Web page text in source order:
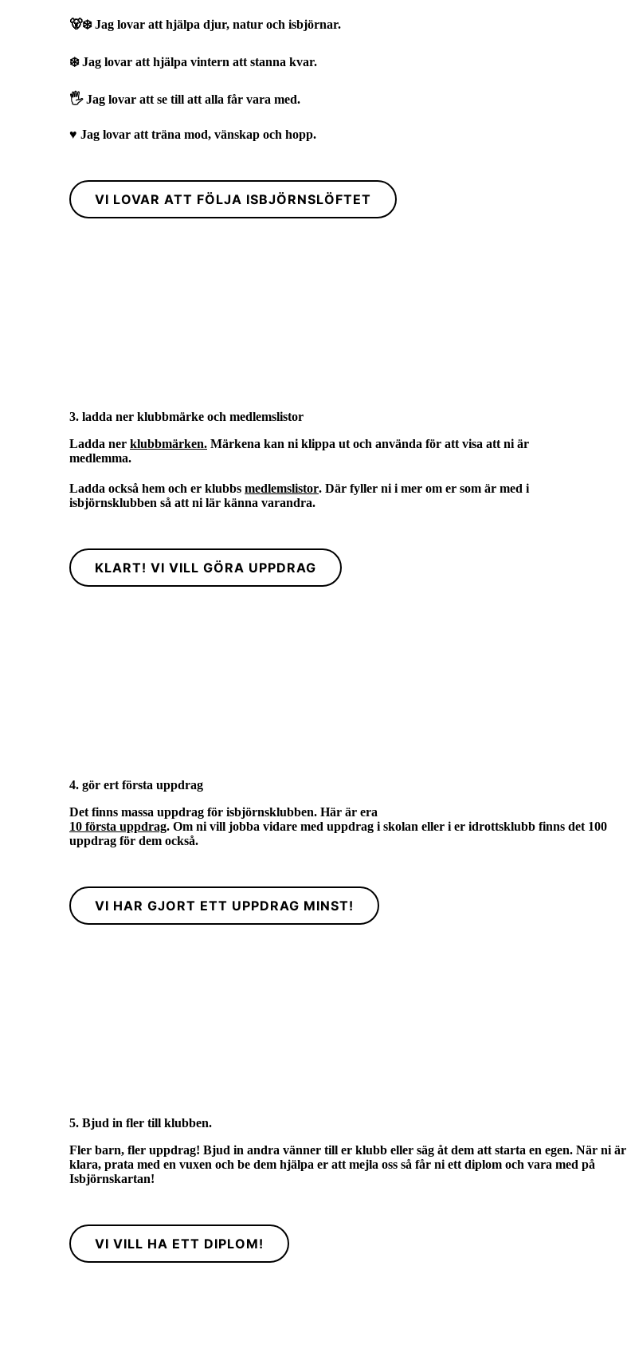
🐻‍❄️ Jag lovar att hjälpa djur, natur och isbjörnar.
❄️ Jag lovar att hjälpa vintern att stanna kvar.
🖐️ Jag lovar att se till att alla får vara med.
♥️ Jag lovar att träna mod, vänskap och hopp.
VI LOVAR ATT FÖLJA ISBJÖRNSLÖFTET
3. ladda ner klubbmärke och medlemslistor
Ladda ner klubbmärken. Märkena kan ni klippa ut och använda för att visa att ni är
medlemma.
Ladda också hem och er klubbs medlemslistor. Där fyller ni i mer om er som är med i
isbjörnsklubben så att ni lär känna varandra.
KLART! VI VILL GÖRA UPPDRAG
4. gör ert första uppdrag
Det finns massa uppdrag för isbjörnsklubben. Här är era
10 första uppdrag. Om ni vill jobba vidare med uppdrag i skolan eller i er idrottsklubb finns det 100
uppdrag för dem också.
VI HAR GJORT ETT UPPDRAG MINST!
5. Bjud in fler till klubben.
Fler barn, fler uppdrag! Bjud in andra vänner till er klubb eller säg åt dem att starta en egen. När ni är
klara, prata med en vuxen och be dem hjälpa er att mejla oss så får ni ett diplom och vara med på
Isbjörnskartan!
VI VILL HA ETT DIPLOM!